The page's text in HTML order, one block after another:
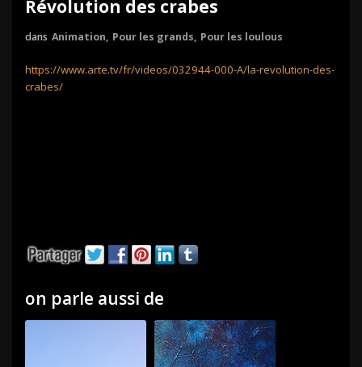
Révolution des crabes
dans Animation, Pour les grands, Pour les loulous
https://www.arte.tv/fr/videos/032944-000-A/la-revolution-des-
crabes/
on parle aussi de